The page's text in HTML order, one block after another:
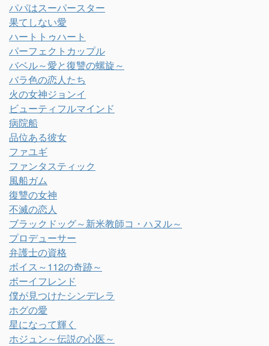
パパはスーパースター
果てしない愛
ハートトゥハート
パーフェクトカップル
バベル～愛と復讐の螺旋～
バラ色の恋人たち
火の女神ジョンイ
ビューティフルマインド
病院船
品位ある彼女
ファユギ
ファンタスティック
風船ガム
復讐の女神
不滅の恋人
ブラックドッグ～新米教師コ・ハヌル～
プロデューサー
弁護士の資格
ボイス～112の奇跡～
ボーイフレンド
僕が見つけたシンデレラ
ホグの愛
星になって輝く
ホジュン～伝説の心医～